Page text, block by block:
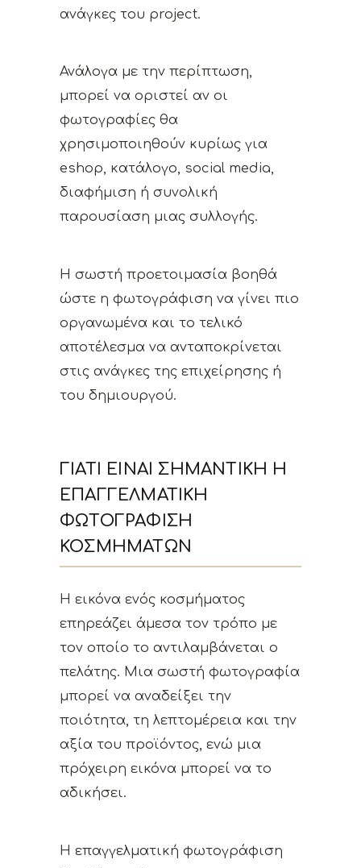
ανάγκες του project.
Ανάλογα με την περίπτωση,
μπορεί να οριστεί αν οι
φωτογραφίες θα
χρησιμοποιηθούν κυρίως για
eshop, κατάλογο, social media,
διαφήμιση ή συνολική
παρουσίαση μιας συλλογής.
Η σωστή προετοιμασία βοηθά
ώστε η φωτογράφιση να γίνει πιο
οργανωμένα και το τελικό
αποτέλεσμα να ανταποκρίνεται
στις ανάγκες της επιχείρησης ή
του δημιουργού.
ΓΙΑΤΊ ΕΊΝΑΙ ΣΗΜΑΝΤΙΚΉ Η
ΕΠΑΓΓΕΛΜΑΤΙΚΉ
ΦΩΤΟΓΡΆΦΙΣΗ
ΚΟΣΜΗΜΆΤΩΝ
Η εικόνα ενός κοσμήματος
επηρεάζει άμεσα τον τρόπο με
τον οποίο το αντιλαμβάνεται ο
πελάτης. Μια σωστή φωτογραφία
μπορεί να αναδείξει την
ποιότητα, τη λεπτομέρεια και την
αξία του προϊόντος, ενώ μια
πρόχειρη εικόνα μπορεί να το
αδικήσει.
Η επαγγελματική φωτογράφιση